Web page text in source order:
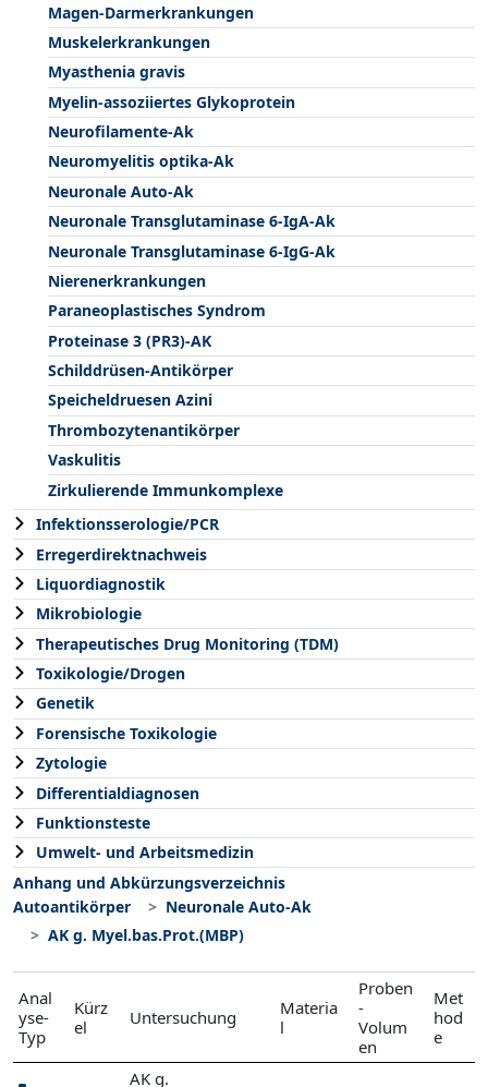
Magen-Darmerkrankungen
Muskelerkrankungen
Myasthenia gravis
Myelin-assoziiertes Glykoprotein
Neurofilamente-Ak
Neuromyelitis optika-Ak
Neuronale Auto-Ak
Neuronale Transglutaminase 6-IgA-Ak
Neuronale Transglutaminase 6-IgG-Ak
Nierenerkrankungen
Paraneoplastisches Syndrom
Proteinase 3 (PR3)-AK
Schilddrüsen-Antikörper
Speicheldruesen Azini
Thrombozytenantikörper
Vaskulitis
Zirkulierende Immunkomplexe
Infektionsserologie/PCR
Erregerdirektnachweis
Liquordiagnostik
Mikrobiologie
Therapeutisches Drug Monitoring (TDM)
Toxikologie/Drogen
Genetik
Forensische Toxikologie
Zytologie
Differentialdiagnosen
Funktionsteste
Umwelt- und Arbeitsmedizin
Anhang und Abkürzungsverzeichnis
Autoantikörper
Neuronale Auto-Ak
AK g. Myel.bas.Prot.(MBP)
Anal
yse-
Typ
Kürz
el
Untersuchung
Materia
l
Proben
-
Volum
en
Met
hod
e
AK g.